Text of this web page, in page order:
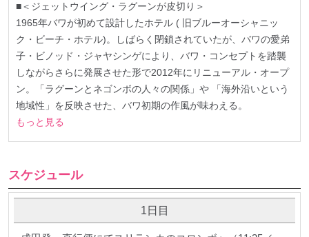
■＜ジェットウイング・ラグーンが皮切り＞
1965年バワが初めて設計したホテル ( 旧ブルーオーシャニッ
ク・ビーチ・ホテル)。しばらく閉鎖されていたが、バワの愛弟
子・ビノッド・ジャヤシンゲにより、バワ・コンセプトを踏襲
しながらさらに発展させた形で2012年にリニューアル・オープ
ン。「ラグーンとネゴンボの人々の関係」や 「海外沿いという
地域性」を反映させた、バワ初期の作風が味わえる。
もっと見る
スケジュール
1日目